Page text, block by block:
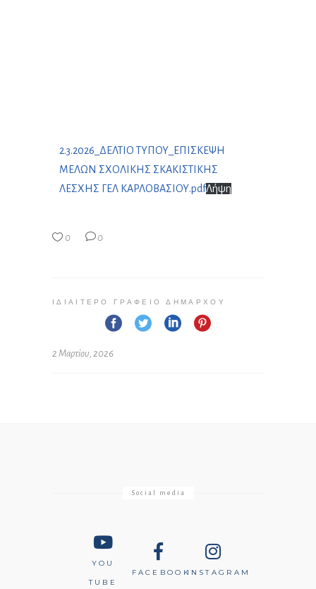
2.3.2026_ΔΕΛΤΙΟ ΤΥΠΟΥ_ΕΠΙΣΚΕΨΗ
ΜΕΛΩΝ ΣΧΟΛΙΚΗΣ ΣΚΑΚΙΣΤΙΚΗΣ
ΛΕΣΧΗΣ ΓΕΛ ΚΑΡΛΟΒΑΣΙΟΥ.pdfΛήψη
0 0
ΙΔΙΑΊΤΕΡΟ ΓΡΑΦΕΊΟ ΔΗΜΆΡΧΟΥ
2 Μαρτίου, 2026
Social media
YOU
TUBE
FACEBOOKINSTAGRAM